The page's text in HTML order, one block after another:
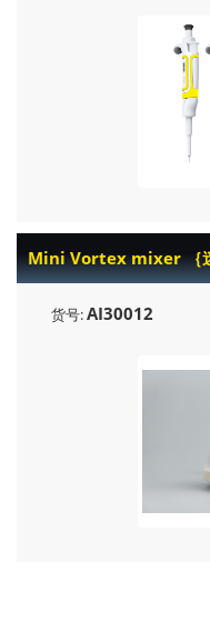
Mini Vortex mixer ｛
货号:AI30012